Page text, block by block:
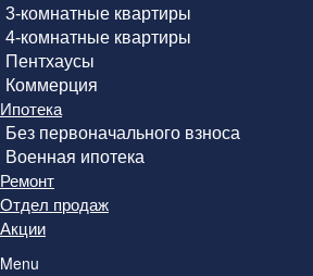
3-комнатные квартиры
4-комнатные квартиры
Пентхаусы
Коммерция
Ипотека
Без первоначального взноса
Военная ипотека
Ремонт
Отдел продаж
Акции
Menu